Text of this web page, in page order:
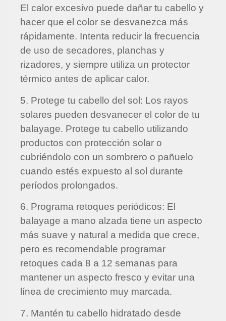
El calor excesivo puede dañar tu cabello y
hacer que el color se desvanezca más
rápidamente. Intenta reducir la frecuencia
de uso de secadores, planchas y
rizadores, y siempre utiliza un protector
térmico antes de aplicar calor.
5. Protege tu cabello del sol: Los rayos
solares pueden desvanecer el color de tu
balayage. Protege tu cabello utilizando
productos con protección solar o
cubriéndolo con un sombrero o pañuelo
cuando estés expuesto al sol durante
períodos prolongados.
6. Programa retoques periódicos: El
balayage a mano alzada tiene un aspecto
más suave y natural a medida que crece,
pero es recomendable programar
retoques cada 8 a 12 semanas para
mantener un aspecto fresco y evitar una
línea de crecimiento muy marcada.
7. Mantén tu cabello hidratado desde